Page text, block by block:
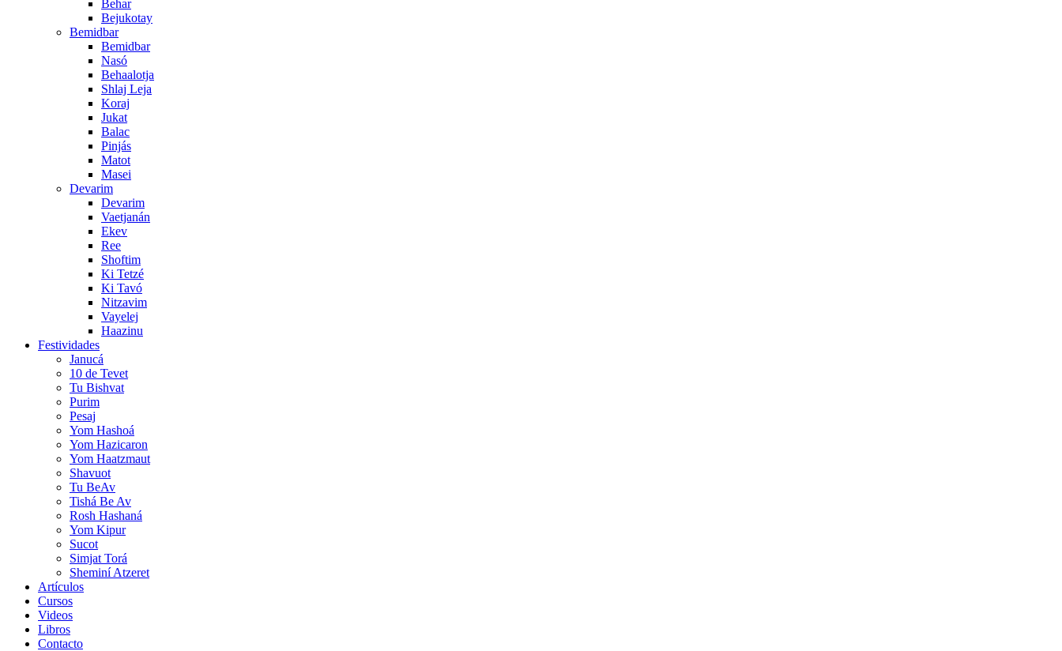
Behar
Bejukotay
Bemidbar
Bemidbar
Nasó
Behaalotja
Shlaj Leja
Koraj
Jukat
Balac
Pinjás
Matot
Masei
Devarim
Devarim
Vaetjanán
Ekev
Ree
Shoftim
Ki Tetzé
Ki Tavó
Nitzavim
Vayelej
Haazinu
Festividades
Janucá
10 de Tevet
Tu Bishvat
Purim
Pesaj
Yom Hashoá
Yom Hazicaron
Yom Haatzmaut
Shavuot
Tu BeAv
Tishá Be Av
Rosh Hashaná
Yom Kipur
Sucot
Simjat Torá
Sheminí Atzeret
Artículos
Cursos
Videos
Libros
Contacto